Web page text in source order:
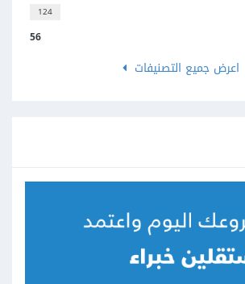
124
56
اعرض جميع التصنيفات